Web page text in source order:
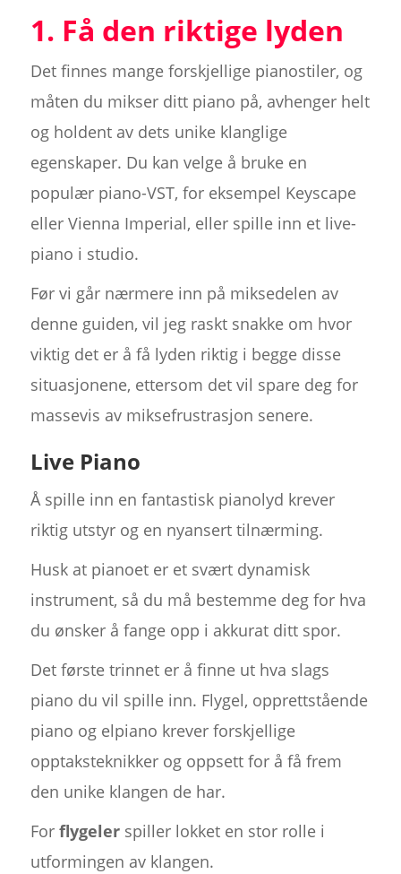
1. Få den riktige lyden
Det finnes mange forskjellige pianostiler, og
måten du mikser ditt piano på, avhenger helt
og holdent av dets unike klanglige
egenskaper. Du kan velge å bruke en
populær piano-VST, for eksempel Keyscape
eller Vienna Imperial, eller spille inn et live-
piano i studio.
Før vi går nærmere inn på miksedelen av
denne guiden, vil jeg raskt snakke om hvor
viktig det er å få lyden riktig i begge disse
situasjonene, ettersom det vil spare deg for
massevis av miksefrustrasjon senere.
Live Piano
Å spille inn en fantastisk pianolyd krever
riktig utstyr og en nyansert tilnærming.
Husk at pianoet er et svært dynamisk
instrument, så du må bestemme deg for hva
du ønsker å fange opp i akkurat ditt spor.
Det første trinnet er å finne ut hva slags
piano du vil spille inn. Flygel, opprettstående
piano og elpiano krever forskjellige
opptaksteknikker og oppsett for å få frem
den unike klangen de har.
For flygelerspiller lokket en stor rolle i
utformingen av klangen.